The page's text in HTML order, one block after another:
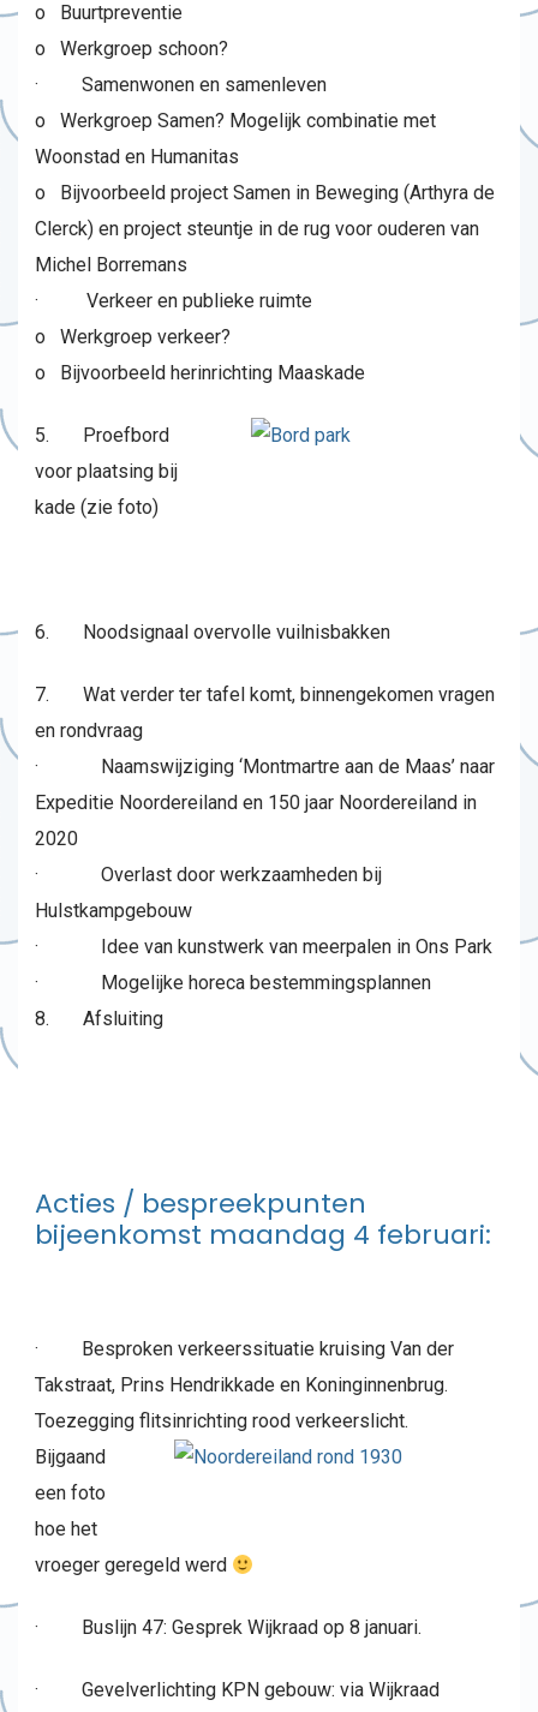
o Buurtpreventie
o Werkgroep schoon?
· Samenwonen en samenleven
o Werkgroep Samen? Mogelijk combinatie met
Woonstad en Humanitas
o Bijvoorbeeld project Samen in Beweging (Arthyra de
Clerck) en project steuntje in de rug voor ouderen van
Michel Borremans
· Verkeer en publieke ruimte
o Werkgroep verkeer?
o Bijvoorbeeld herinrichting Maaskade
5. Proefbord
voor plaatsing bij
kade (zie foto)
6. Noodsignaal overvolle vuilnisbakken
7. Wat verder ter tafel komt, binnengekomen vragen
en rondvraag
· Naamswijziging ‘Montmartre aan de Maas’ naar
Expeditie Noordereiland en 150 jaar Noordereiland in
2020
· Overlast door werkzaamheden bij
Hulstkampgebouw
· Idee van kunstwerk van meerpalen in Ons Park
· Mogelijke horeca bestemmingsplannen
8. Afsluiting
Acties / bespreekpunten
bijeenkomst maandag 4 februari:
· Besproken verkeerssituatie kruising Van der
Takstraat, Prins Hendrikkade en Koninginnenbrug.
Toezegging flitsinrichting rood verkeerslicht.
Bijgaand
een foto
hoe het
vroeger geregeld werd
· Buslijn 47: Gesprek Wijkraad op 8 januari.
· Gevelverlichting KPN gebouw: via Wijkraad